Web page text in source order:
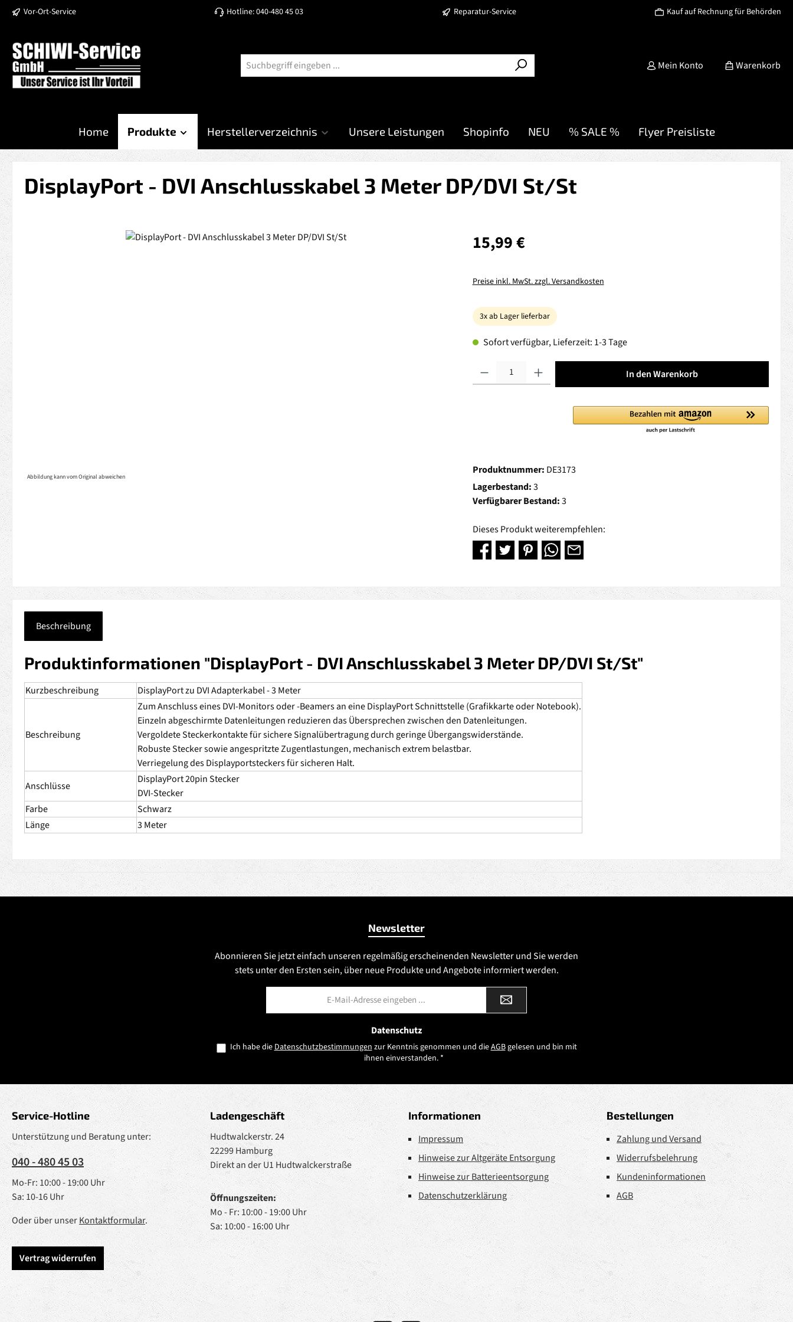
Hauptinhalt springen
Zur Suche springen
Zur Hauptnavigation springen
Vor-Ort-Service Hotline: 040-480 45 03 Reparatur-Service Kauf auf Rechnung für Behörden
Mein Konto Warenkorb
Home Produkte Herstellerverzeichnis Unsere Leistungen Shopinfo NEU % SALE % Flyer Preisliste
DisplayPort - DVI Anschlusskabel 3 Meter DP/DVI St/St
Bildergalerie überspringen
Abbildung kann vom Original abweichen
Regulärer Preis:
15,99 €
Preise inkl. MwSt. zzgl. Versandkosten
3x ab Lager lieferbar
Sofort verfügbar, Lieferzeit: 1-3 Tage
Produkt Anzahl: Gib den gewünschten Wert ein oder benutze die Schaltflächen um die
In den Warenkorb
Produktnummer: DE3173
Lagerbestand:3
Verfügbarer Bestand:3
Dieses Produkt weiterempfehlen:
Beschreibung
Produktinformationen "DisplayPort - DVI Anschlusskabel 3 Meter DP/DVI St/St"
Kurzbeschreibung DisplayPort zu DVI Adapterkabel - 3 Meter
Beschreibung
Zum Anschluss eines DVI-Monitors oder -Beamers an eine DisplayPort Schnittstelle (Grafikkarte oder Notebook).
Einzeln abgeschirmte Datenleitungen reduzieren das Übersprechen zwischen den Datenleitungen.
Vergoldete Steckerkontakte für sichere Signalübertragung durch geringe Übergangswiderstände.
Robuste Stecker sowie angespritzte Zugentlastungen, mechanisch extrem belastbar.
Verriegelung des Displayportsteckers für sicheren Halt.
Anschlüsse
DisplayPort 20pin Stecker
DVI-Stecker
Farbe
Schwarz
Länge
3 Meter
Newsletter
Abonnieren Sie jetzt einfach unseren regelmäßig erscheinenden Newsletter und Sie werden
stets unter den Ersten sein, über neue Produkte und Angebote informiert werden.
Datenschutz
Ich habe dieDatenschutzbestimmungenzur Kenntnis genommen und dieAGBgelesen und bin mit
ihnen einverstanden. *
Service-Hotline
Unterstützung und Beratung unter:
040 - 480 45 03
Mo-Fr: 10:00 - 19:00 Uhr
Sa: 10-16 Uhr
Oder über unserKontaktformular.
Vertrag widerrufen
Ladengeschäft
Hudtwalckerstr. 24
22299 Hamburg
Direkt an der U1 Hudtwalckerstraße
Öffnungszeiten:
Mo - Fr: 10:00 - 19:00 Uhr
Sa: 10:00 - 16:00 Uhr
Informationen
Impressum
Hinweise zur Altgeräte Entsorgung
Hinweise zur Batterieentsorgung
Datenschutzerklärung
Bestellungen
Zahlung und Versand
Widerrufsbelehrung
Kundeninformationen
AGB